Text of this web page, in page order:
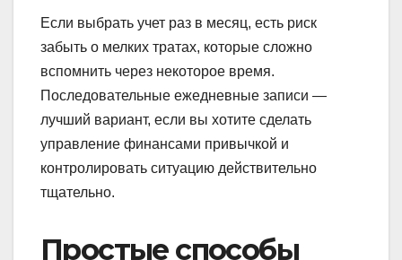
Если выбрать учет раз в месяц, есть риск
забыть о мелких тратах, которые сложно
вспомнить через некоторое время.
Последовательные ежедневные записи —
лучший вариант, если вы хотите сделать
управление финансами привычкой и
контролировать ситуацию действительно
тщательно.
Простые способы